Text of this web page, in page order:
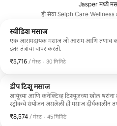
Jasper मध्ये
ही सेवा Selph Care
स्वीडिश मसाज
एक आरामदायक मसाज जो आराम आणि तणाव
इतर तंत्रांचा वापर करतो.
₹5,716 / गेस्ट
₹5,716 प्रति गेस्ट
, · 30 मिनिटे
डीप टिशू मसाज
स्नायूंच्या आणि कनेक्टिव्ह टिश्यूजच्या खोल
स्ट्रोकचे संयोजन असलेली ही मसाज दीर्घकालीन
₹8,574 / गेस्ट
₹8,574 प्रति गेस्ट
, · 45 मिनिटे